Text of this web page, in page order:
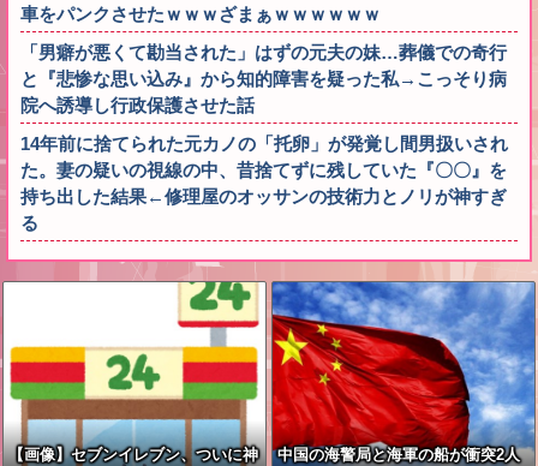
車をパンクさせたｗｗｗざまぁｗｗｗｗｗｗ
「男癖が悪くて勘当された」はずの元夫の妹…葬儀での奇行
と『悲惨な思い込み』から知的障害を疑った私→こっそり病
院へ誘導し行政保護させた話
14年前に捨てられた元カノの「托卵」が発覚し間男扱いされ
た。妻の疑いの視線の中、昔捨てずに残していた『〇〇』を
持ち出した結果←修理屋のオッサンの技術力とノリが神すぎ
る
【画像】セブンイレブン、ついに神
中国の海警局と海軍の船が衝突2人